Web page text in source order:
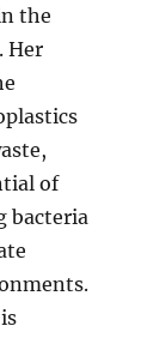
the
Her
of
bacteria